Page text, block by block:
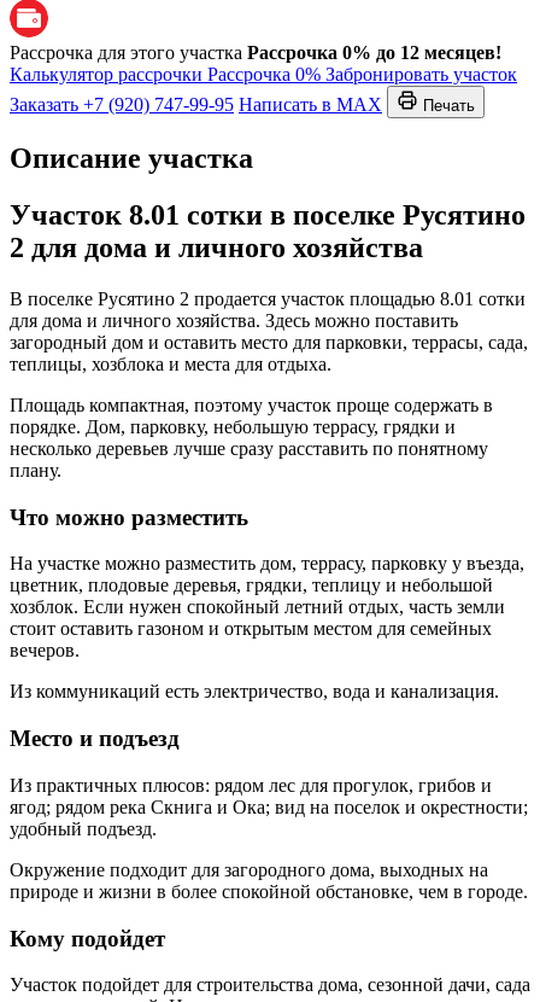
Рассрочка для этого участка Рассрочка 0% до 12 месяцев!
Калькулятор рассрочки Рассрочка 0% Забронировать участок
Заказать +7 (920) 747-99-95 Написать в MAX Печать
Описание участка
Участок 8.01 сотки в поселке Русятино
2 для дома и личного хозяйства
В поселке Русятино 2 продается участок площадью 8.01 сотки
для дома и личного хозяйства. Здесь можно поставить
загородный дом и оставить место для парковки, террасы, сада,
теплицы, хозблока и места для отдыха.
Площадь компактная, поэтому участок проще содержать в
порядке. Дом, парковку, небольшую террасу, грядки и
несколько деревьев лучше сразу расставить по понятному
плану.
Что можно разместить
На участке можно разместить дом, террасу, парковку у въезда,
цветник, плодовые деревья, грядки, теплицу и небольшой
хозблок. Если нужен спокойный летний отдых, часть земли
стоит оставить газоном и открытым местом для семейных
вечеров.
Из коммуникаций есть электричество, вода и канализация.
Место и подъезд
Из практичных плюсов: рядом лес для прогулок, грибов и
ягод; рядом река Скнига и Ока; вид на поселок и окрестности;
удобный подъезд.
Окружение подходит для загородного дома, выходных на
природе и жизни в более спокойной обстановке, чем в городе.
Кому подойдет
Участок подойдет для строительства дома, сезонной дачи, сада